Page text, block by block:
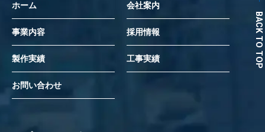
BACK TO TOP
ホーム 会社案内
事業内容 採用情報
製作実績 工事実績
お問い合わせ